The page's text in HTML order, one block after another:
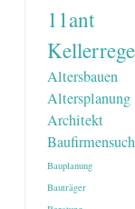
11ant
Altersbauen
Altersplanung
Architekt
Bauplanung
Bauträger